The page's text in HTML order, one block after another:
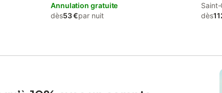
Annulation gratuite
dès53 €par nuit
aux
dès